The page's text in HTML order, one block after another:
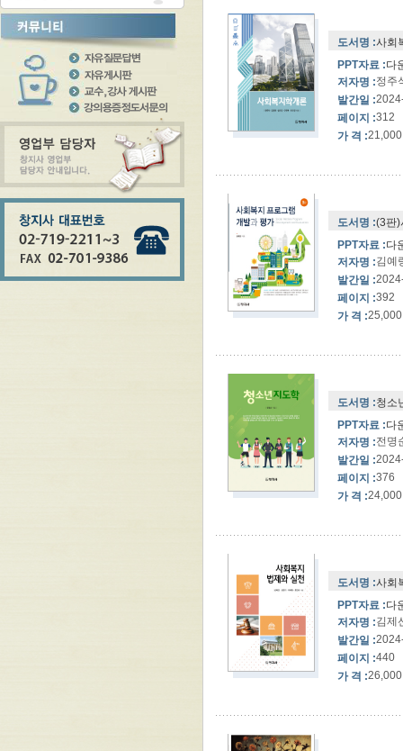
도서명 :사회
PPT자료 :다
저자명 :정주
발간일 :
페이지 :312
가 격 :21,000
도서명 :(3판)
PPT자료 :다
저자명 :김예
발간일 :
페이지 :392
가 격 :25,000
도서명 :청소
PPT자료 :다
저자명 :전명
발간일 :
페이지 :376
가 격 :24,000
도서명 :사회
PPT자료 :다
저자명 :김제
발간일 :
페이지 :440
가 격 :26,000